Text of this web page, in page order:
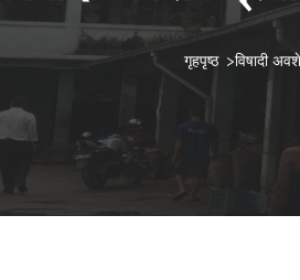
गृहपृष्ठ >विषादी